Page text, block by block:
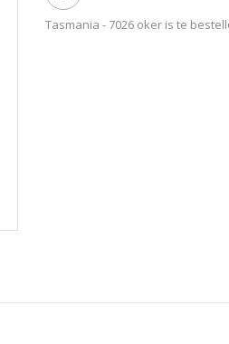
Tasmania - 7026 oker is te